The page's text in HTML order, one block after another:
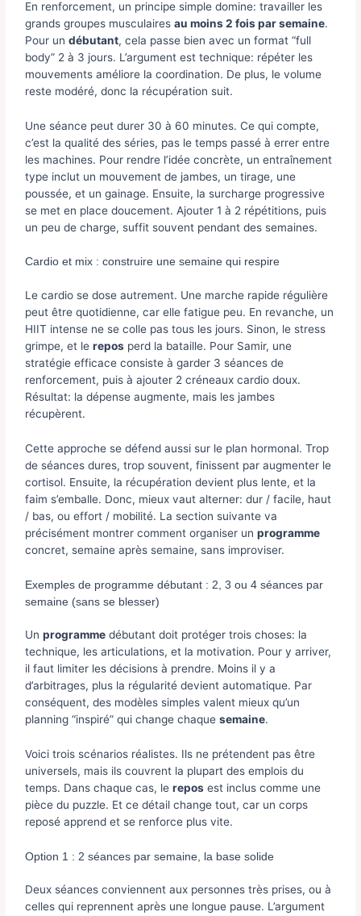
En renforcement, un principe simple domine: travailler les
grands groupes musculairesau moins 2 fois par semaine.
Pour undébutant, cela passe bien avec un format “full
body” 2 à 3 jours. L’argument est technique: répéter les
mouvements améliore la coordination. De plus, le volume
reste modéré, donc la récupération suit.
Une séance peut durer 30 à 60 minutes. Ce qui compte,
c’est la qualité des séries, pas le temps passé à errer entre
les machines. Pour rendre l’idée concrète, un entraînement
type inclut un mouvement de jambes, un tirage, une
poussée, et un gainage. Ensuite, la surcharge progressive
se met en place doucement. Ajouter 1 à 2 répétitions, puis
un peu de charge, suffit souvent pendant des semaines.
Cardio et mix : construire une semaine qui respire
Le cardio se dose autrement. Une marche rapide régulière
peut être quotidienne, car elle fatigue peu. En revanche, un
HIIT intense ne se colle pas tous les jours. Sinon, le stress
grimpe, et lerepos perd la bataille. Pour Samir, une
stratégie efficace consiste à garder 3 séances de
renforcement, puis à ajouter 2 créneaux cardio doux.
Résultat: la dépense augmente, mais les jambes
récupèrent.
Cette approche se défend aussi sur le plan hormonal. Trop
de séances dures, trop souvent, finissent par augmenter le
cortisol. Ensuite, la récupération devient plus lente, et la
faim s’emballe. Donc, mieux vaut alterner: dur / facile, haut
/ bas, ou effort / mobilité. La section suivante va
précisément montrer comment organiser unprogramme
concret, semaine après semaine, sans improviser.
Exemples de programme débutant : 2, 3 ou 4 séances par
semaine (sans se blesser)
Unprogramme débutant doit protéger trois choses: la
technique, les articulations, et la motivation. Pour y arriver,
il faut limiter les décisions à prendre. Moins il y a
d’arbitrages, plus la régularité devient automatique. Par
conséquent, des modèles simples valent mieux qu’un
planning “inspiré” qui change chaquesemaine.
Voici trois scénarios réalistes. Ils ne prétendent pas être
universels, mais ils couvrent la plupart des emplois du
temps. Dans chaque cas, lerepos est inclus comme une
pièce du puzzle. Et ce détail change tout, car un corps
reposé apprend et se renforce plus vite.
Option 1 : 2 séances par semaine, la base solide
Deux séances conviennent aux personnes très prises, ou à
celles qui reprennent après une longue pause. L’argument